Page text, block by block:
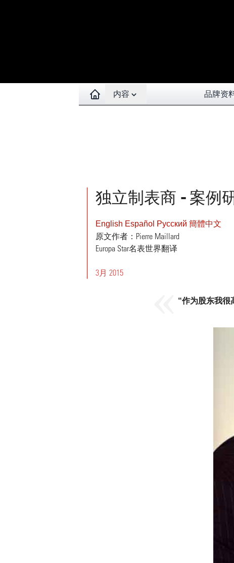
Open contents menu
内容 品牌资
独立制表商 - 案例
English Español Pусский 簡體中文
原文作者：Pierre Maillard
Europa Star名表世界翻译
3月 2015
“作为股东我很